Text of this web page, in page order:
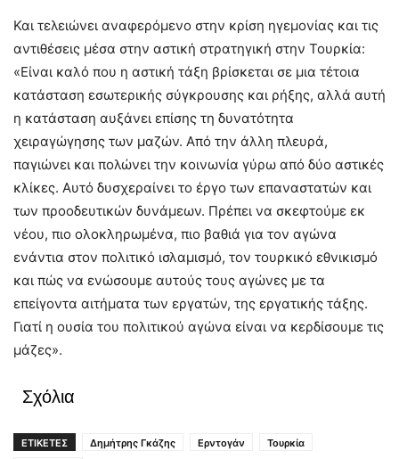
Και τελειώνει αναφερόμενο στην κρίση ηγεμονίας και τις
αντιθέσεις μέσα στην αστική στρατηγική στην Τουρκία:
«Είναι καλό που η αστική τάξη βρίσκεται σε μια τέτοια
κατάσταση εσωτερικής σύγκρουσης και ρήξης, αλλά αυτή
η κατάσταση αυξάνει επίσης τη δυνατότητα
χειραγώγησης των μαζών. Από την άλλη πλευρά,
παγιώνει και πολώνει την κοινωνία γύρω από δύο αστικές
κλίκες. Αυτό δυσχεραίνει το έργο των επαναστατών και
των προοδευτικών δυνάμεων. Πρέπει να σκεφτούμε εκ
νέου, πιο ολοκληρωμένα, πιο βαθιά για τον αγώνα
ενάντια στον πολιτικό ισλαμισμό, τον τουρκικό εθνικισμό
και πώς να ενώσουμε αυτούς τους αγώνες με τα
επείγοντα αιτήματα των εργατών, της εργατικής τάξης.
Γιατί η ουσία του πολιτικού αγώνα είναι να κερδίσουμε τις
μάζες».
Σχόλια
ΕΤΙΚΕΤΕΣ Δημήτρης Γκάζης Ερντογάν
Τουρκία